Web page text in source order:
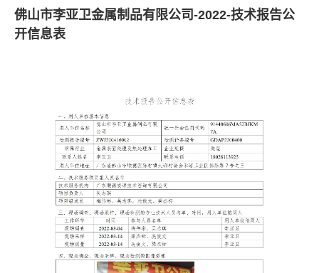
佛山市李亚卫金属制品有限公司-2022-技术报告公
开信息表